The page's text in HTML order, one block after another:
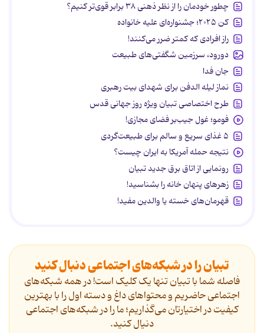
چطور خودمان را از نظر ذهنی ۳۸ برابر قوی‌تر کنیم؟
کن ۲۰۲۵؛ جشنواره‌ای علیه خانواده
راز افرادی که کمتر ضرر می‌کنند!
دورود، سرزمین شگفتی‌های طبیعت
جان فدا
نماز لیله الدفن برای شهدای بیت رهبری
طرح اختصاصی تبیان ویژه روز جهانی قدس
فومو؛ غول جیب‌بر فضای مجازی!
۵ غذای سریع و سالم برای طبیعت‌گردی
نتیجه حمله آمریکا به ایران چیست؟
رونمایی از اتاق برق جدید تبیان
زهرهای پنهان خانه را بشناسید!
قهرمان‌های خسته یا والدین مفید!
تبیان را در شبکه‌های اجتماعی دنبال کنید
فاصله شما با تبیان تنها یک کلیک است! در همه شبکه‌های
اجتماعی حاضریم و محتواهای داغ و دسته اول را با بهترین
کیفیت در اختیارتان می‌گذاریم؛ ما را در شبکه‌های اجتماعی
دنیال کنید.